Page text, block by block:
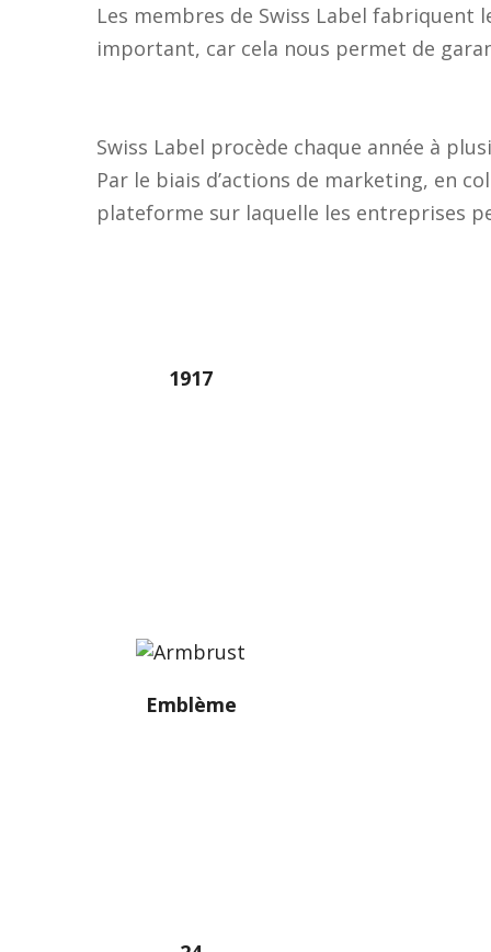
Les membres de Swiss Label fabriquent
important, car cela nous permet de
Swiss Label procède chaque année à
Par le biais d’actions de marketing, en
plateforme sur laquelle les entreprises
1917
Emblème